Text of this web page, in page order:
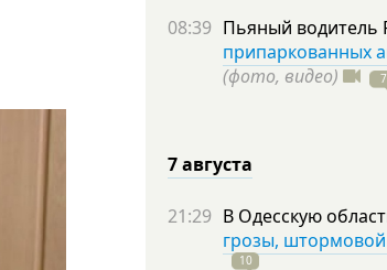
08:39 Пьяный водитель
припаркованных
(фото, видео)
7
7 августа
21:29 В Одесскую
грозы,
10